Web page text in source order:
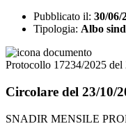
Pubblicato il: 30/06/
Tipologia: Albo
Protocollo 17234/2025 del
Circolare del 23/10/
SNADIR MENSILE